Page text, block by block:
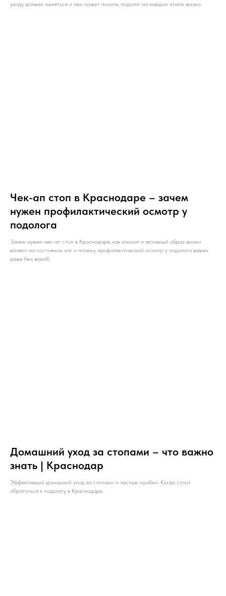
уходу должен меняться и чем может помочь подолог на каждом этапе жизни.
Чек-ап стоп в Краснодаре – зачем
нужен профилактический осмотр у
подолога
Зачем нужен чек-ап стоп в Краснодаре, как климат и активный образ жизни
влияют на состояние ног и почему профилактический осмотр у подолога важен
даже без жалоб.
Домашний уход за стопами – что важно
знать | Краснодар
Эффективный домашний уход за стопами и частые ошибки. Когда стоит
обратиться к подологу в Краснодаре.